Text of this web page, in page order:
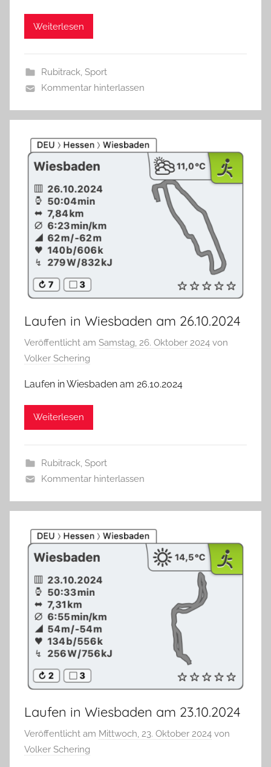
Weiterlesen
Rubitrack, Sport
Kommentar hinterlassen
Laufen in Wiesbaden am 26.10.2024
Veröffentlicht am Samstag, 26. Oktober 2024 von
Volker Schering
Laufen in Wiesbaden am 26.10.2024
Weiterlesen
Rubitrack, Sport
Kommentar hinterlassen
Laufen in Wiesbaden am 23.10.2024
Veröffentlicht am Mittwoch, 23. Oktober 2024 von
Volker Schering